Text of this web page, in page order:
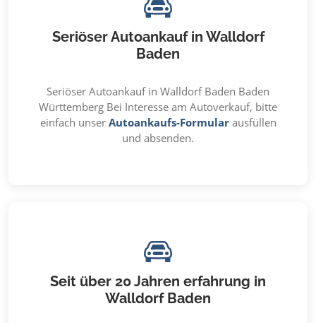
Seriöser Autoankauf in Walldorf
Baden
Seriöser Autoankauf in Walldorf Baden Baden
Württemberg Bei Interesse am Autoverkauf, bitte
einfach unser Autoankaufs-Formularausfüllen
und absenden.
Seit über 20 Jahren erfahrung in
Walldorf Baden